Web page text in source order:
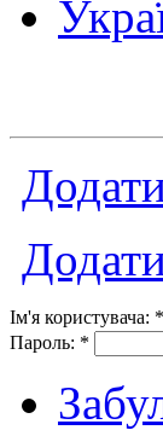
Ім'я користувача: *
Пароль: *